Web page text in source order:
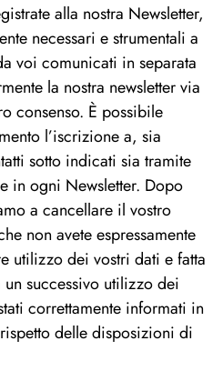
alla nostra Newsletter,
necessari e strumentali a
voi comunicati in separata
la nostra newsletter via
consenso. È possibile
l’iscrizione a, sia
sotto indicati sia tramite
in ogni Newsletter. Dopo
a cancellare il vostro
non avete espressamente
utilizzo dei vostri dati e fatta
successivo utilizzo dei
correttamente informati in
delle disposizioni di